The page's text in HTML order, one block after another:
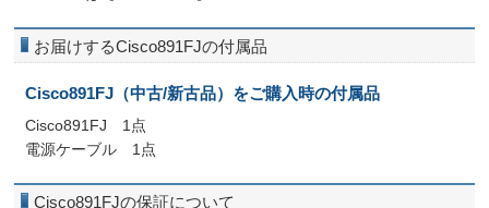
お届けするCisco891FJの付属品
Cisco891FJ（中古/新古品）をご購入時の付属品
Cisco891FJ 1点
電源ケーブル 1点
Cisco891FJの保証について